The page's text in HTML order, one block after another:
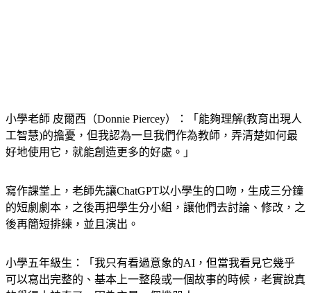
小學老師 皮爾西（Donnie Piercey）：「能夠理解(教育出現人
工智慧)的擔憂，但我認為一旦我們作為教師，弄清楚如何最
好地使用它，就能創造更多的好處。」
寫作課堂上，老師先讓ChatGPT以小學生的口吻，生成三分鐘
的短劇劇本，之後再把學生分小組，讓他們去討論、修改，之
後再簡短排練，並且演出。
小學五年級生：「我只有看過意象的AI，但當我看見它幾乎
可以寫出完整的、基本上一整段或一個故事的時候，老實說真